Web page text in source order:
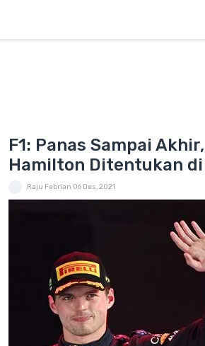
F1: Panas Sampai
Hamilton Ditentukan di
Raju Febrian 06 Des, 2021